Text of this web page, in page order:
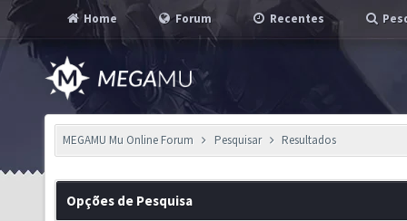
Home Forum Recentes
MEGAMU Mu Online Forum Pesquisar Resultados
Opções de Pesquisa